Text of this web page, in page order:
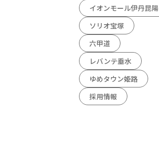
​​イオンモール伊丹昆陽
ソリオ宝塚
六甲道
レバンテ垂水
ゆめタウン姫路
採用情報